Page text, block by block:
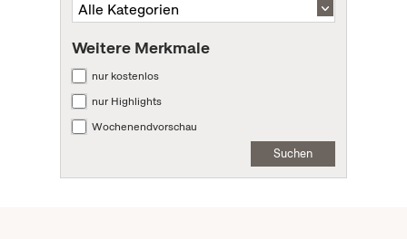
Weitere Merkmale
nur kostenlos
nur Highlights
Wochenendvorschau
Suchen